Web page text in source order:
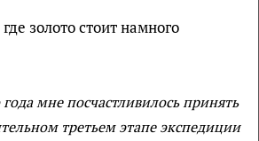
золото стоит намного
года мне посчастливилось принять
третьем этапе экспедиции